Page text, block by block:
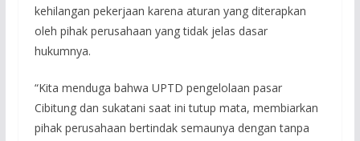
kehilangan pekerjaan karena aturan yang diterapkan
oleh pihak perusahaan yang tidak jelas dasar
hukumnya.
“Kita menduga bahwa UPTD pengelolaan pasar
Cibitung dan sukatani saat ini tutup mata, membiarkan
pihak perusahaan bertindak semaunya dengan tanpa